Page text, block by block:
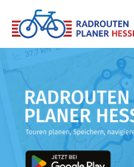
Skip to main content